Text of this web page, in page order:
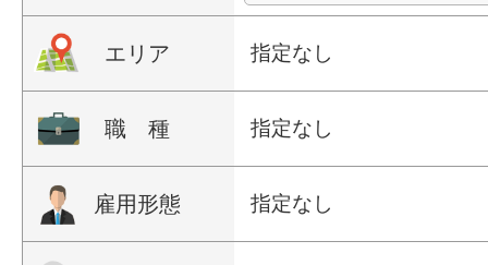
エリア 指定なし
職 種 指定なし
雇用形態 指定なし